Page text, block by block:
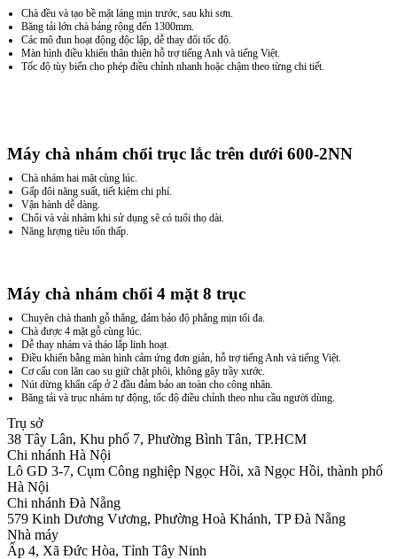
Chà đều và tạo bề mặt láng mịn trước, sau khi sơn.
Băng tải lớn chà bảng rộng đến 1300mm.
Các mô đun hoạt động độc lập, dễ thay đổi tốc độ.
Màn hình điều khiển thân thiện hỗ trợ tiếng Anh và tiếng Việt.
Tốc độ tùy biến cho phép điều chỉnh nhanh hoặc chậm theo từng chi tiết.
Máy chà nhám chổi trục lắc trên dưới 600-2NN
Chà nhám hai mặt cùng lúc.
Gấp đôi năng suất, tiết kiệm chi phí.
Vận hành dễ dàng.
Chổi và vải nhám khi sử dụng sẽ có tuổi thọ dài.
Năng lượng tiêu tốn thấp.
Máy chà nhám chổi 4 mặt 8 trục
Chuyên chà thanh gỗ thẳng, đảm bảo độ phẳng mịn tối đa.
Chà được 4 mặt gỗ cùng lúc.
Dễ thay nhám và tháo lắp linh hoạt.
Điều khiển bằng màn hình cảm ứng đơn giản, hỗ trợ tiếng Anh và tiếng Việt.
Cơ cấu con lăn cao su giữ chặt phôi, không gây trầy xước.
Nút dừng khẩn cấp ở 2 đầu đảm bảo an toàn cho công nhân.
Băng tải và trục nhám tự động, tốc độ điều chỉnh theo nhu cầu người dùng.
Trụ sở
38 Tây Lân, Khu phố 7, Phường Bình Tân, TP.HCM
Chi nhánh Hà Nội
Lô GD 3-7, Cụm Công nghiệp Ngọc Hồi, xã Ngọc Hồi, thành phố
Hà Nội
Chi nhánh Đà Nẵng
579 Kinh Dương Vương, Phường Hoà Khánh, TP Đà Nẵng
Nhà máy
Ấp 4, Xã Đức Hòa, Tỉnh Tây Ninh